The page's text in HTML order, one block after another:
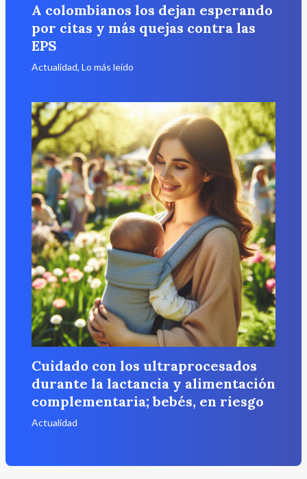
A colombianos los dejan esperando
por citas y más quejas contra las
EPS
Actualidad, Lo más leído
Cuidado con los ultraprocesados
durante la lactancia y alimentación
complementaria; bebés, en riesgo
Actualidad